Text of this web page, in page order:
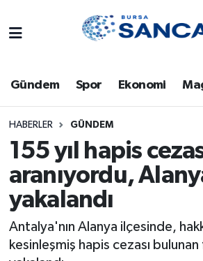
Gündem Spor Ekonomi
HABERLER GÜNDEM
155 yıl hapis
aranıyordu,
yakalandı
Antalya'nın Alanya ilçesinde,
kesinleşmiş hapis cezası
Bursa
Dünya
Eğitim
Ekonomi
Genel
Trafik Durumu
Süper Lig Puan Durumu ve
Tüm Manşetler
Son Dakika Haberleri
Haber Arşivi